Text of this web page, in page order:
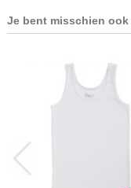
Je bent misschien